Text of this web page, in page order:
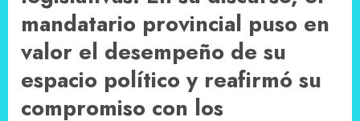
mandatario provincial puso en
valor el desempeño de su
espacio político y reafirmó su
compromiso con los